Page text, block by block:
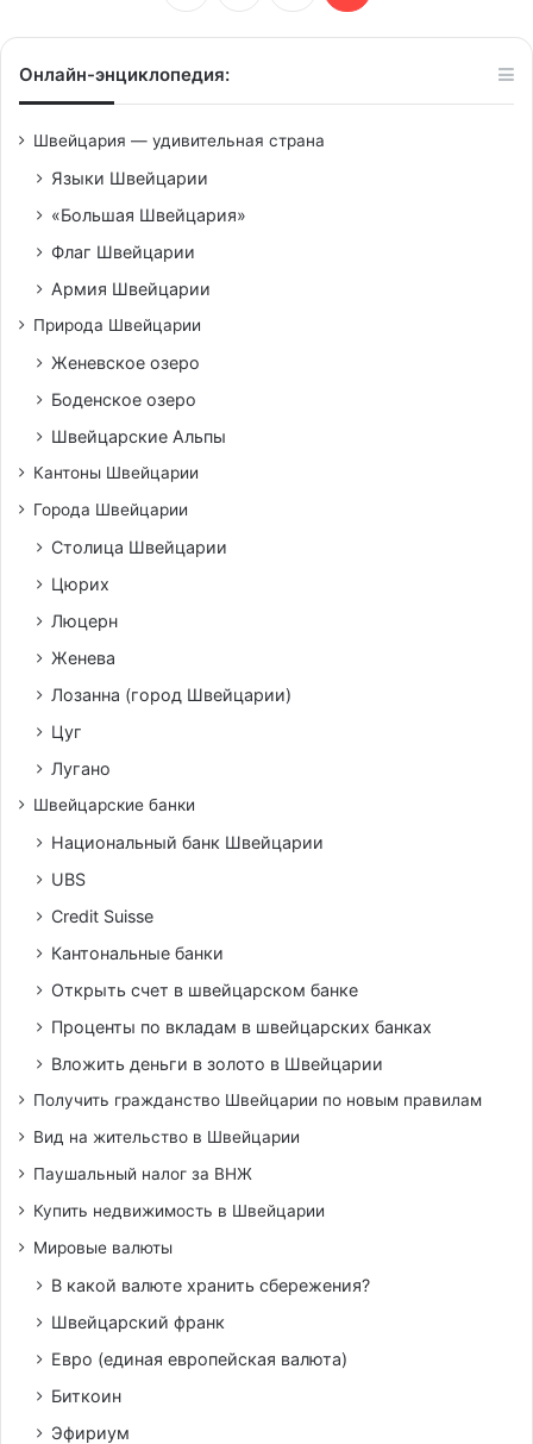
Онлайн-энциклопедия:
Швейцария — удивительная страна
Языки Швейцарии
«Большая Швейцария»
Флаг Швейцарии
Армия Швейцарии
Природа Швейцарии
Женевское озеро
Боденское озеро
Швейцарские Альпы
Кантоны Швейцарии
Города Швейцарии
Столица Швейцарии
Цюрих
Люцерн
Женева
Лозанна (город Швейцарии)
Цуг
Лугано
Швейцарские банки
Национальный банк Швейцарии
UBS
Credit Suisse
Кантональные банки
Открыть счет в швейцарском банке
Проценты по вкладам в швейцарских банках
Вложить деньги в золото в Швейцарии
Получить гражданство Швейцарии по новым правилам
Вид на жительство в Швейцарии
Паушальный налог за ВНЖ
Купить недвижимость в Швейцарии
Мировые валюты
В какой валюте хранить сбережения?
Швейцарский франк
Евро (единая европейская валюта)
Биткоин
Эфириум